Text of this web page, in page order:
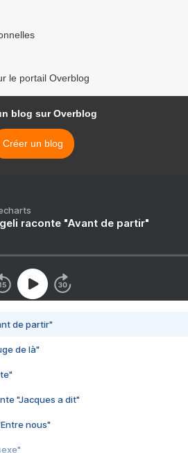
le portail Overblog
blog sur Overblog
Créer un blog
raconte "Avant de partir"
de partir"
de là"
"Jacques a dit"
nous"